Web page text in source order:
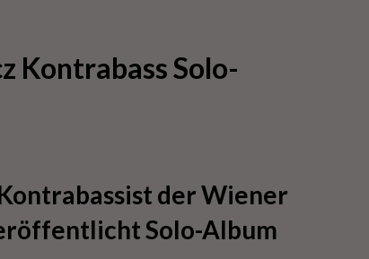
Kontrabass Solo-
der Wiener
Solo-Album